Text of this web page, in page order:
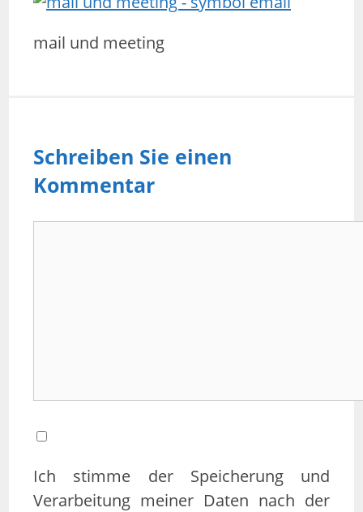
mail und meeting
Schreiben Sie einen
Kommentar
Ich stimme der Speicherung und
Verarbeitung meiner Daten nach der